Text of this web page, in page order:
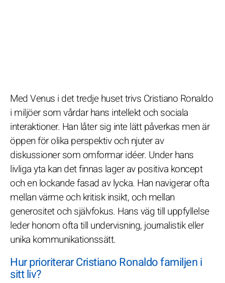
Med Venus i det tredje huset trivs Cristiano Ronaldo
i miljöer som vårdar hans intellekt och sociala
interaktioner. Han låter sig inte lätt påverkas men är
öppen för olika perspektiv och njuter av
diskussioner som omformar idéer. Under hans
livliga yta kan det finnas lager av positiva koncept
och en lockande fasad av lycka. Han navigerar ofta
mellan värme och kritisk insikt, och mellan
generositet och självfokus. Hans väg till uppfyllelse
leder honom ofta till undervisning, journalistik eller
unika kommunikationssätt.
Hur prioriterar Cristiano Ronaldo familjen i
sitt liv?